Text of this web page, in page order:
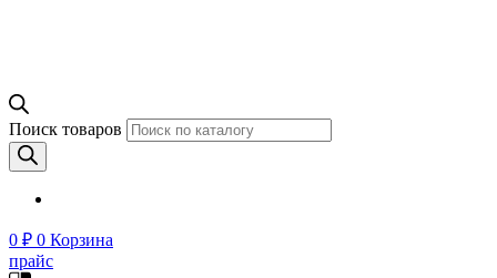
Поиск товаров
0 ₽ 0 Корзина
прайс